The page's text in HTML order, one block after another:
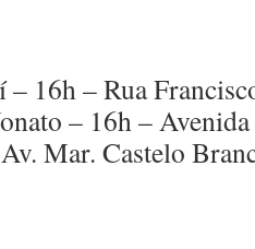
16h – Rua
– 16h –
Mar. Castelo